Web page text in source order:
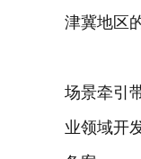
津冀地区
场景牵引
业领域开